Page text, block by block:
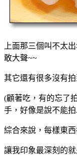
上面那三個叫不太
敢大聲~~
其它還有很多沒有拍
(顧著吃，有的忘了
手，好像是說不能拍
綜合來說，每樣東
讓我印象最深刻的